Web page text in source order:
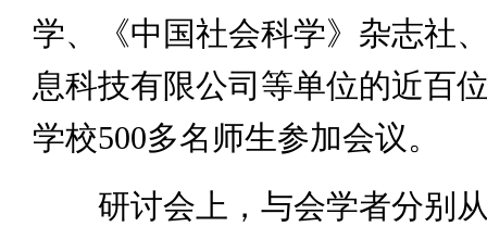
学、《中国社会科学》杂志社
息科技有限公司等单位的近百
学校500多名师生参加会议。
研讨会上，与会学者分别从